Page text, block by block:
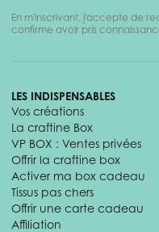
En m'inscrivant, j'accepte de
confirme avoir pris
LES INDISPENSABLES
Vos créations
La craftine Box
VP BOX : Ventes privées
Offrir la craftine box
Activer ma box cadeau
Tissus pas chers
Offrir une carte cadeau
Affiliation